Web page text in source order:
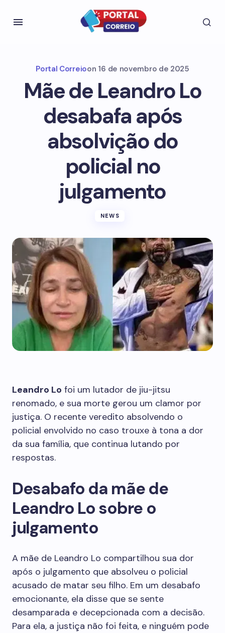
Portal Correioon 16 de novembro de 2025
Mãe de Leandro Lo
desabafa após
absolvição do
policial no
julgamento
NEWS
Leandro Lo foi um lutador de jiu-jitsu
renomado, e sua morte gerou um clamor por
justiça. O recente veredito absolvendo o
policial envolvido no caso trouxe à tona a dor
da sua família, que continua lutando por
respostas.
Desabafo da mãe de
Leandro Lo sobre o
julgamento
A mãe de Leandro Lo compartilhou sua dor
após o julgamento que absolveu o policial
acusado de matar seu filho. Em um desabafo
emocionante, ela disse que se sente
desamparada e decepcionada com a decisão.
Para ela, a justiça não foi feita, e ninguém pode